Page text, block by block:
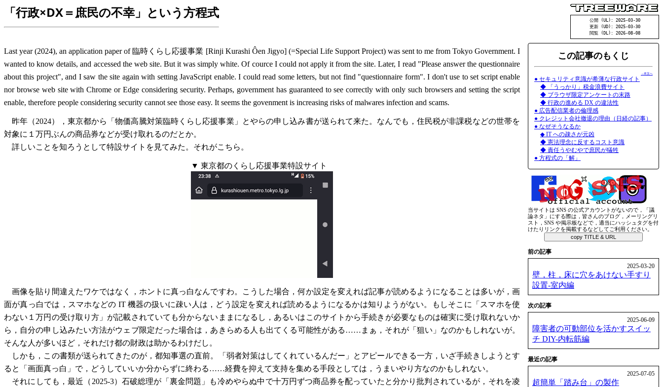
「行政×DX＝庶民の不幸」という方程式
公開 (UL): 2025-03-30
更新 (UD): 2025-03-30
閲覧 (DL): 2026-08-08
この記事のもくじ
→本文へ
● セキュリティ意識が希薄な行政サイト
◆ 「うっかり」税金浪費サイト
◆ ブラウザ限定アンケートの末路
◆ 行政の進める DX の違法性
● 広告配信業者の倫理感
● クレジット会社撤退の理由（日経の記事）
● なぜそうなるか
◆ IT への疎さが元凶
◆ 憲法理念に反するコスト意識
◆ 責任うやむやで庶民が犠牲
● 方程式の「解」
当サイトは SNS の公式アカウントがないので，「議
論ネタ」にする際は，皆さんのブログ，メーリングリ
スト，SNS や掲示板などで，適当にハッシュタグを付
けたりリンクを掲載するなどしてご利用ください。
copy TITLE & URL
前の記事
2025-03-20
壁，柱，床に穴をあけない手すり
設置-室内編
次の記事
2025-06-09
障害者の可動部位を活かすスイッ
チ DIY-内転筋編
最近の記事
2025-07-05
超簡単「踏み台」の製作
Last year (2024), an application paper of 臨時くらし応援事業 [Rinji Kurashi Ôen Jigyo] (=Special Life Support Project) was sent to me from Tokyo Government. I
wanted to know details, and accessed the web site. But it was simply white. Of cource I could not apply it from the site. Later, I read "Please answer the questionnaire
about this project", and I saw the site again with setting JavaScript enable. I could read some letters, but not find "questionnaire form". I don't use to set script enable
nor browse web site with Chrome or Edge considering security. Perhaps, government has guaranteed to see correctly with only such browsers and setting the script
enable, therefore people considering security cannot see those easy. It seems the govenment is increasing risks of malwares infection and scams.
昨年（2024），東京都から「物価高騰対策臨時くらし応援事業」とやらの申し込み書が送られて来た。なんでも，住民税が非課税などの世帯を
対象に１万円ぶんの商品券などが受け取れるのだとか。
詳しいことを知ろうとして特設サイトを見てみた。それがこちら。
▼ 東京都のくらし応援事業特設サイト
画像を貼り間違えたワケではなく，ホントに真っ白なんですわ。こうした場合，何か設定を変えれば記事が読めるようになることは多いが，画
面が真っ白では，スマホなどの IT 機器の扱いに疎い人は，どう設定を変えれば読めるようになるかは知りようがない。もしそこに「スマホを使
わない１万円の受け取り方」が記載されていても分からないままになるし，あるいはこのサイトから手続きが必要なものは確実に受け取れないか
ら，自分の申し込みたい方法がウェブ限定だった場合は，あきらめる人も出てくる可能性がある……まぁ，それが「狙い」なのかもしれないが。
そんな人が多いほど，それだけ都の財政は助かるわけだし。
しかも，この書類が送られてきたのが，都知事選の直前。「弱者対策はしてくれているんだー」とアピールできる一方，いざ手続きしようとす
ると「画面真っ白」で，どうしていいか分からずに終わる……経費を抑えて支持を集める手段としては，うまいやり方なのかもしれない。
それにしても，最近（2025-3）石破総理が「裏金問題」も冷めやらぬ中で十万円ずつ商品券を配っていたと分かり批判されているが，それを凌